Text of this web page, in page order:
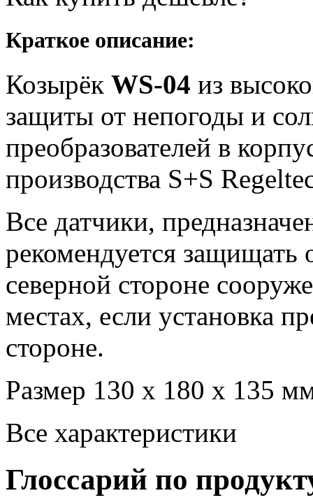
Краткое описание:
Козырёк WS-04 из
защиты от непогоды и
преобразователей в
производства S+S
Все датчики,
рекомендуется защищать
северной стороне
местах, если установка
стороне.
Размер 130 x 180 x 135
Все характеристики
Глоссарий по